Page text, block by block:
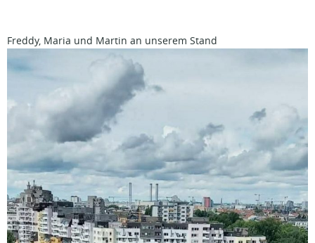
Freddy, Maria und Martin an unserem Stand